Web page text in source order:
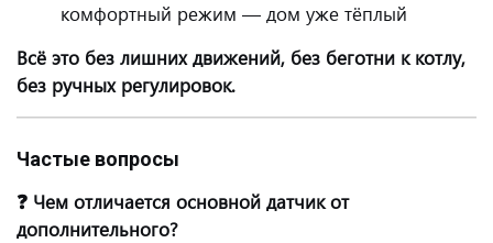
комфортный режим — дом уже тёплый
Всё это без лишних движений, без беготни к котлу,
без ручных регулировок.
Частые вопросы
❓ Чем отличается основной датчик от
дополнительного?